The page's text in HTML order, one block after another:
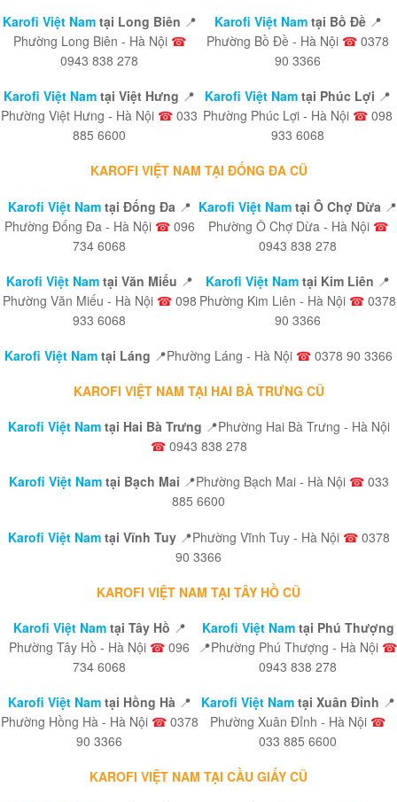
Karofi Việt Namtại Long Biên 📍
Phường Long Biên - Hà Nội ☎
0943 838 278
Karofi Việt Namtại Bồ Đề 📍
Phường Bồ Đề - Hà Nội ☎ 0378
90 3366
Karofi Việt Nam tại Việt Hưng 📍
Phường Việt Hưng - Hà Nội ☎ 033
885 6600
Karofi Việt Nam tại Phúc Lợi 📍
Phường Phúc Lợi - Hà Nội ☎ 098
933 6068
KAROFI VIỆT NAM TẠI ĐỐNG ĐA CŨ
Karofi Việt Namtại Đống Đa 📍
Phường Đống Đa - Hà Nội ☎096
734 6068
Karofi Việt Nam tại Ô Chợ Dừa 📍
Phường Ô Chợ Dừa - Hà Nội ☎
0943 838 278
Karofi Việt Namtại Văn Miếu 📍
Phường Văn Miếu - Hà Nội ☎098
933 6068
Karofi Việt Nam tại Kim Liên 📍
Phường Kim Liên - Hà Nội ☎ 0378
90 3366
Karofi Việt Nam tại Láng 📍Phường Láng - Hà Nội ☎ 0378 90 3366
KAROFI VIỆT NAM TẠI HAI BÀ TRƯNG CŨ
Karofi Việt Namtại Hai Bà Trưng 📍Phường Hai Bà Trưng - Hà Nội
☎0943 838 278
Karofi Việt Namtại Bạch Mai 📍Phường Bạch Mai - Hà Nội ☎033
885 6600
Karofi Việt Namtại Vĩnh Tuy 📍Phường Vĩnh Tuy - Hà Nội ☎0378
90 3366
KAROFI VIỆT NAM TẠI TÂY HỒ CŨ
Karofi Việt Namtại Tây Hồ 📍
Phường Tây Hồ - Hà Nội ☎ 096
734 6068
Karofi Việt Namtại Phú Thượng
📍Phường Phú Thượng - Hà Nội ☎
0943 838 278
Karofi Việt Namtại Hồng Hà 📍
Phường Hồng Hà - Hà Nội ☎0378
90 3366
Karofi Việt Namtại Xuân Đỉnh 📍
Phường Xuân Đỉnh - Hà Nội ☎
033 885 6600
KAROFI VIỆT NAM TẠI CẦU GIẤY CŨ